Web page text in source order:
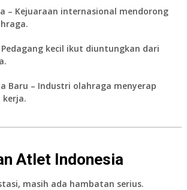
– Kejuaraan internasional mendorong
Pedagang kecil ikut diuntungkan dari
Baru – Industri olahraga menyerap
Atlet Indonesia
masih ada hambatan serius.